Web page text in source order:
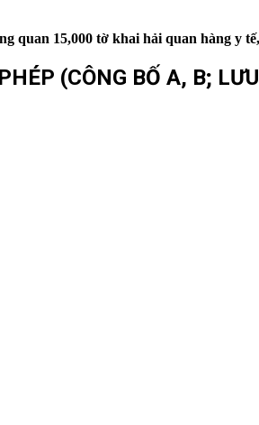
quan 15,000 tờ khai hải quan hàng y
(CÔNG BỐ A, B;